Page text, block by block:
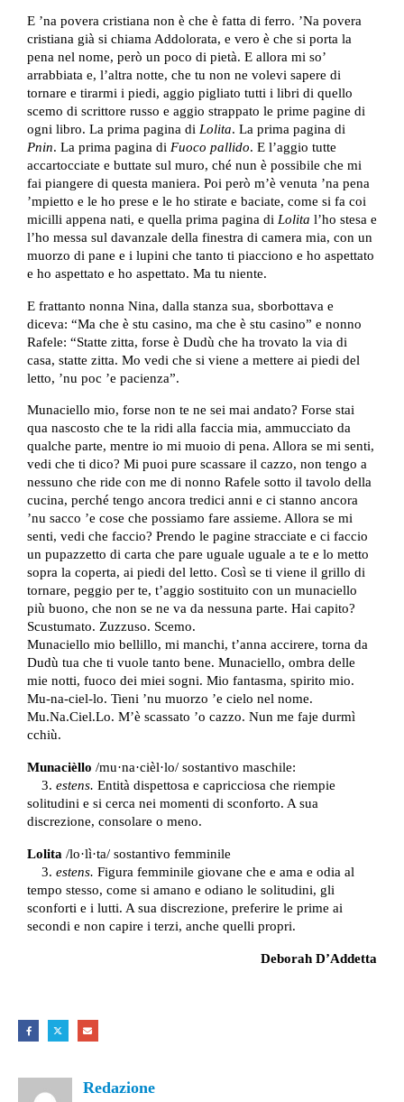
E ’na povera cristiana non è che è fatta di ferro. ’Na povera
cristiana già si chiama Addolorata, e vero è che si porta la
pena nel nome, però un poco di pietà. E allora mi so’
arrabbiata e, l’altra notte, che tu non ne volevi sapere di
tornare e tirarmi i piedi, aggio pigliato tutti i libri di quello
scemo di scrittore russo e aggio strappato le prime pagine di
ogni libro. La prima pagina di Lolita. La prima pagina di
Pnin. La prima pagina di Fuoco pallido. E l’aggio tutte
accartocciate e buttate sul muro, ché nun è possibile che mi
fai piangere di questa maniera. Poi però m’è venuta ’na pena
’mpietto e le ho prese e le ho stirate e baciate, come si fa coi
micilli appena nati, e quella prima pagina di Lolita l’ho stesa e
l’ho messa sul davanzale della finestra di camera mia, con un
muorzo di pane e i lupini che tanto ti piacciono e ho aspettato
e ho aspettato e ho aspettato. Ma tu niente.
E frattanto nonna Nina, dalla stanza sua, sborbottava e
diceva: “Ma che è stu casino, ma che è stu casino” e nonno
Rafele: “Statte zitta, forse è Dudù che ha trovato la via di
casa, statte zitta. Mo vedi che si viene a mettere ai piedi del
letto, ’nu poc ’e pacienza”.
Munaciello mio, forse non te ne sei mai andato? Forse stai
qua nascosto che te la ridi alla faccia mia, ammucciato da
qualche parte, mentre io mi muoio di pena. Allora se mi senti,
vedi che ti dico? Mi puoi pure scassare il cazzo, non tengo a
nessuno che ride con me di nonno Rafele sotto il tavolo della
cucina, perché tengo ancora tredici anni e ci stanno ancora
’nu sacco ’e cose che possiamo fare assieme. Allora se mi
senti, vedi che faccio? Prendo le pagine stracciate e ci faccio
un pupazzetto di carta che pare uguale uguale a te e lo metto
sopra la coperta, ai piedi del letto. Così se ti viene il grillo di
tornare, peggio per te, t’aggio sostituito con un munaciello
più buono, che non se ne va da nessuna parte. Hai capito?
Scustumato. Zuzzuso. Scemo.
Munaciello mio bellillo, mi manchi, t’anna accirere, torna da
Dudù tua che ti vuole tanto bene. Munaciello, ombra delle
mie notti, fuoco dei miei sogni. Mio fantasma, spirito mio.
Mu-na-ciel-lo. Tieni ’nu muorzo ’e cielo nel nome.
Mu.Na.Ciel.Lo. M’è scassato ’o cazzo. Nun me faje durmì
cchiù.
Munacièllo /mu·na·cièl·lo/ sostantivo maschile:
3. estens. Entità dispettosa e capricciosa che riempie
solitudini e si cerca nei momenti di sconforto. A sua
discrezione, consolare o meno.
Lolita /lo·lì·ta/ sostantivo femminile
3. estens. Figura femminile giovane che e ama e odia al
tempo stesso, come si amano e odiano le solitudini, gli
sconforti e i lutti. A sua discrezione, preferire le prime ai
secondi e non capire i terzi, anche quelli propri.
Deborah D’Addetta
Redazione